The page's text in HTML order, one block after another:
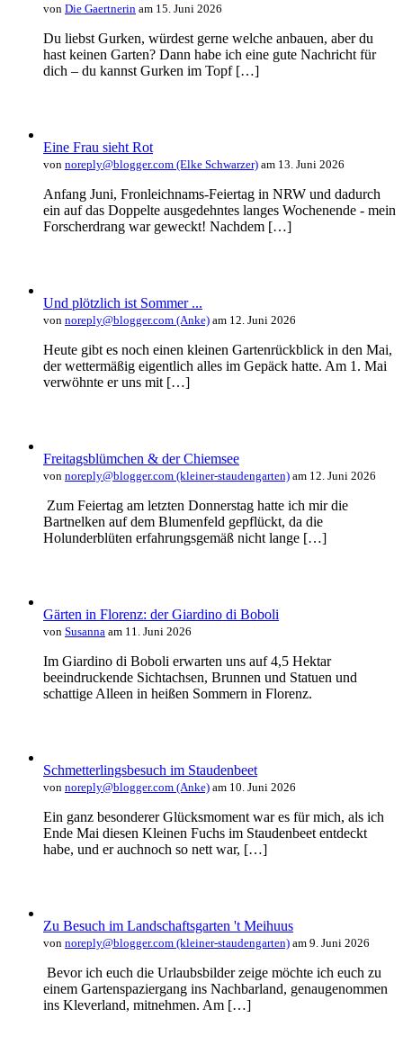
von Die Gaertnerin am 15. Juni 2026
Du liebst Gurken, würdest gerne welche anbauen, aber du
hast keinen Garten? Dann habe ich eine gute Nachricht für
dich – du kannst Gurken im Topf […]
Eine Frau sieht Rot
von noreply@blogger.com (Elke Schwarzer) am 13. Juni 2026
Anfang Juni, Fronleichnams-Feiertag in NRW und dadurch
ein auf das Doppelte ausgedehntes langes Wochenende - mein
Forscherdrang war geweckt! Nachdem […]
Und plötzlich ist Sommer ...
von noreply@blogger.com (Anke) am 12. Juni 2026
Heute gibt es noch einen kleinen Gartenrückblick in den Mai,
der wettermäßig eigentlich alles im Gepäck hatte. Am 1. Mai
verwöhnte er uns mit […]
Freitagsblümchen & der Chiemsee
von noreply@blogger.com (kleiner-staudengarten) am 12. Juni 2026
Zum Feiertag am letzten Donnerstag hatte ich mir die
Bartnelken auf dem Blumenfeld gepflückt, da die
Holunderblüten erfahrungsgemäß nicht lange […]
Gärten in Florenz: der Giardino di Boboli
von Susanna am 11. Juni 2026
Im Giardino di Boboli erwarten uns auf 4,5 Hektar
beeindruckende Sichtachsen, Brunnen und Statuen und
schattige Alleen in heißen Sommern in Florenz.
Schmetterlingsbesuch im Staudenbeet
von noreply@blogger.com (Anke) am 10. Juni 2026
Ein ganz besonderer Glücksmoment war es für mich, als ich
Ende Mai diesen Kleinen Fuchs im Staudenbeet entdeckt
habe, und er auchnoch so nett war, […]
Zu Besuch im Landschaftsgarten 't Meihuus
von noreply@blogger.com (kleiner-staudengarten) am 9. Juni 2026
Bevor ich euch die Urlaubsbilder zeige möchte ich euch zu
einem Gartenspaziergang ins Nachbarland, genaugenommen
ins Kleverland, mitnehmen. Am […]